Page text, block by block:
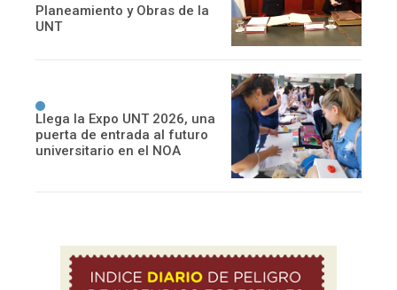
Planeamiento y Obras de la
UNT
Llega la Expo UNT 2026, una
puerta de entrada al futuro
universitario en el NOA